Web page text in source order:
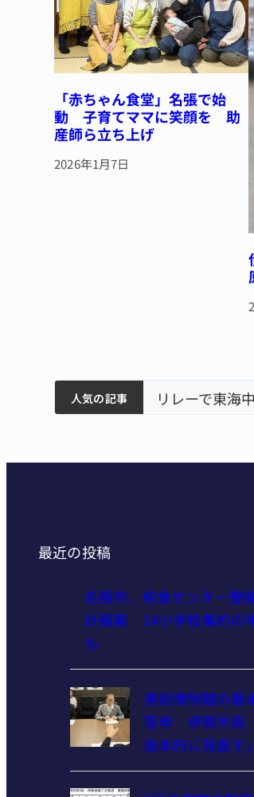
「赤ちゃん食堂」名張で始
動 子育てママに笑顔を 助
産師ら立ち上げ
2026年1月7日
人気の記事
ィアで清掃 伊賀
3回目の派遣
う 近大高専 リレーで東海
最近の投稿
名張市、給食センター整
計画案 14小学校集約の
も
美術博物館の基
答申 伊賀市長
抜本的に見直す」